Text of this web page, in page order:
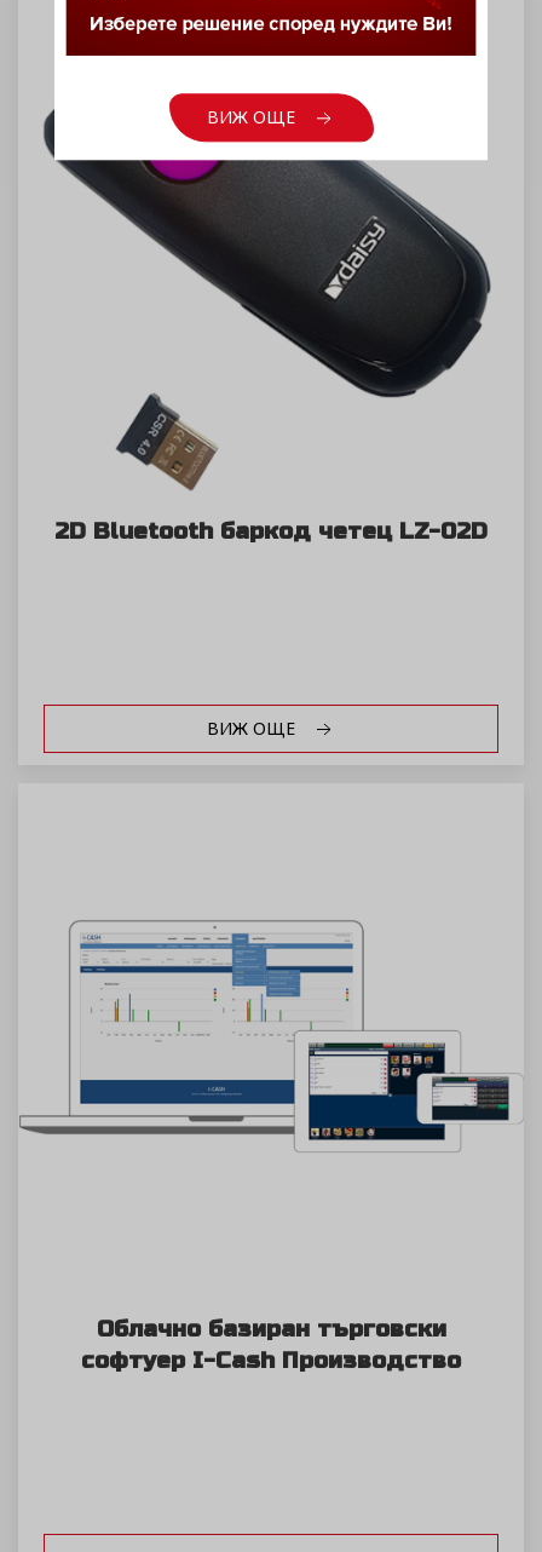
2D Bluetooth баркод четец LZ-02D
ВИЖ ОЩЕ
Облачно базиран търговски
софтуер I-Cash Производство
ВИЖ ОЩЕ